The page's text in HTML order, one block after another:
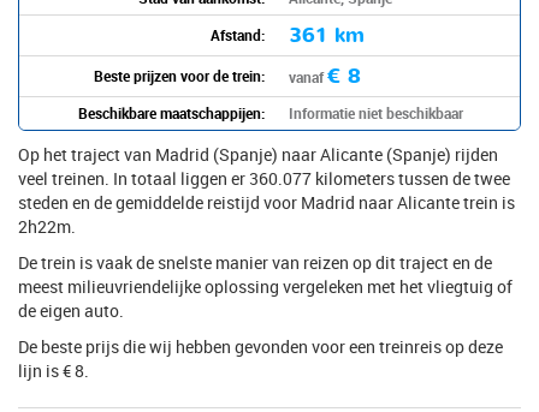
Afstand:
361 km
Beste prijzen voor de trein: vanaf€ 8
Beschikbare maatschappijen: Informatie niet beschikbaar
Op het traject van Madrid (Spanje) naar Alicante (Spanje) rijden
veel treinen. In totaal liggen er 360.077 kilometers tussen de twee
steden en de gemiddelde reistijd voor Madrid naar Alicante trein is
2h22m.
De trein is vaak de snelste manier van reizen op dit traject en de
meest milieuvriendelijke oplossing vergeleken met het vliegtuig of
de eigen auto.
De beste prijs die wij hebben gevonden voor een treinreis op deze
lijn is € 8.